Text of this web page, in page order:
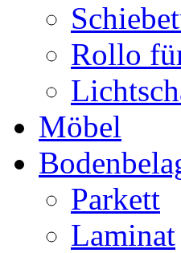
Rollo
Möbel
Parkett
Laminat